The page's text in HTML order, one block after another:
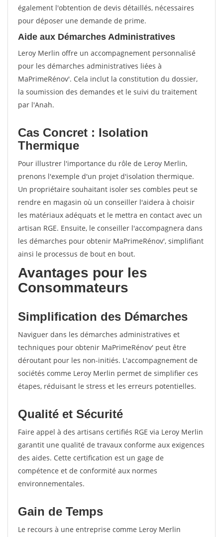
également l'obtention de devis détaillés, nécessaires
pour déposer une demande de prime.
Aide aux Démarches Administratives
Leroy Merlin offre un accompagnement personnalisé
pour les démarches administratives liées à
MaPrimeRénov'. Cela inclut la constitution du dossier,
la soumission des demandes et le suivi du traitement
par l'Anah.
Cas Concret : Isolation
Thermique
Pour illustrer l'importance du rôle de Leroy Merlin,
prenons l'exemple d'un projet d'isolation thermique.
Un propriétaire souhaitant isoler ses combles peut se
rendre en magasin où un conseiller l'aidera à choisir
les matériaux adéquats et le mettra en contact avec un
artisan RGE. Ensuite, le conseiller l'accompagnera dans
les démarches pour obtenir MaPrimeRénov', simplifiant
ainsi le processus de bout en bout.
Avantages pour les
Consommateurs
Simplification des Démarches
Naviguer dans les démarches administratives et
techniques pour obtenir MaPrimeRénov' peut être
déroutant pour les non-initiés. L'accompagnement de
sociétés comme Leroy Merlin permet de simplifier ces
étapes, réduisant le stress et les erreurs potentielles.
Qualité et Sécurité
Faire appel à des artisans certifiés RGE via Leroy Merlin
garantit une qualité de travaux conforme aux exigences
des aides. Cette certification est un gage de
compétence et de conformité aux normes
environnementales.
Gain de Temps
Le recours à une entreprise comme Leroy Merlin